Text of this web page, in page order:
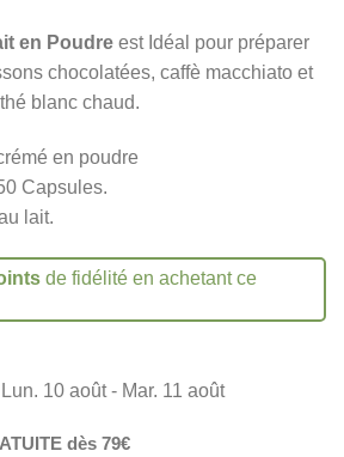
en Poudre est Idéal pour préparer
chocolatées, caffè macchiato et
blanc chaud.
en poudre
Capsules.
lait.
de fidélité en achetant ce
10 août - Mar. 11 août
dès 79€